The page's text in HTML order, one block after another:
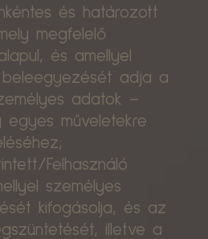
és határozott
megfelelő
és amellyel
adja a
adatok –
egyes műveletekre
Felhasználó
személyes
kifogásolja, és az
illetve a